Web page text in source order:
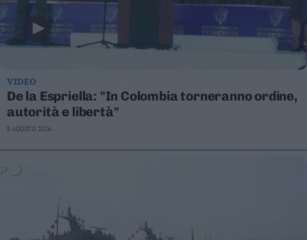
VIDEO
De la Espriella: "In Colombia torneranno ordine,
autorità e libertà"
8 AGOSTO 2026